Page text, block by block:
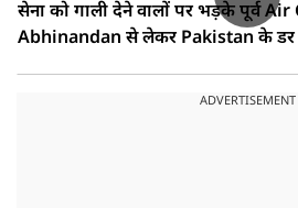
सेना को गाली देने वालों पर भड़के पूर्व
Abhinandan से लेकर Pakistan के डर
ADVERTISEMENT